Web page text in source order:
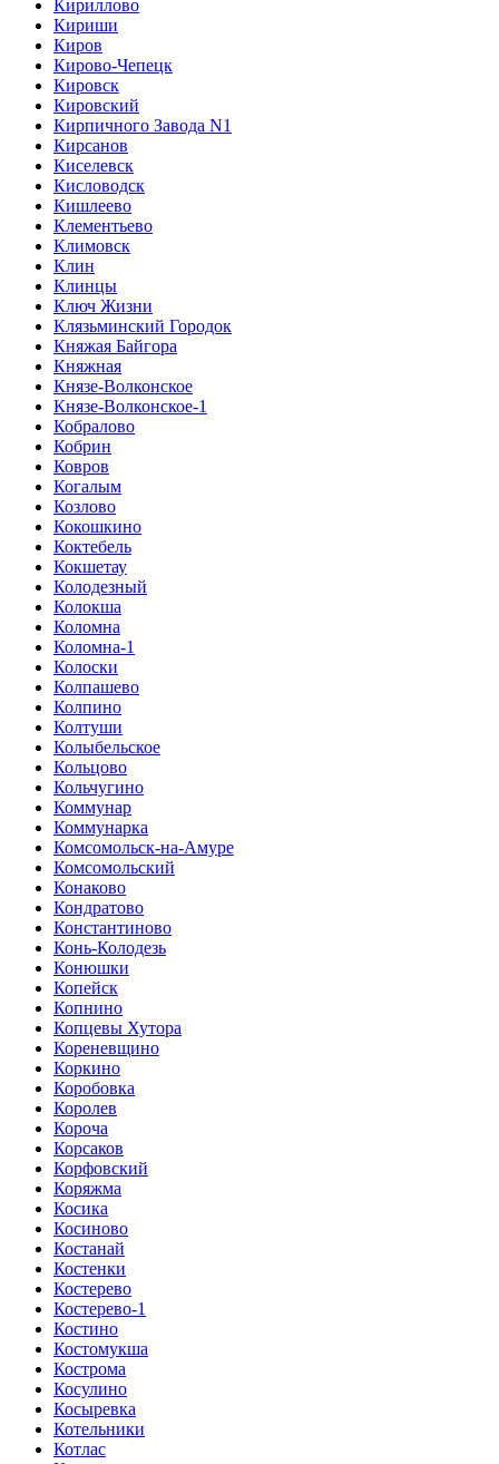
Кириллово
Кириши
Киров
Кирово-Чепецк
Кировск
Кировский
Кирпичного Завода N1
Кирсанов
Киселевск
Кисловодск
Кишлеево
Клементьево
Климовск
Клин
Клинцы
Ключ Жизни
Клязьминский Городок
Княжая Байгора
Княжная
Князе-Волконское
Князе-Волконское-1
Кобралово
Кобрин
Ковров
Когалым
Козлово
Кокошкино
Коктебель
Кокшетау
Колодезный
Колокша
Коломна
Коломна-1
Колоски
Колпашево
Колпино
Колтуши
Колыбельское
Кольцово
Кольчугино
Коммунар
Коммунарка
Комсомольск-на-Амуре
Комсомольский
Конаково
Кондратово
Константиново
Конь-Колодезь
Конюшки
Копейск
Копнино
Копцевы Хутора
Кореневщино
Коркино
Коробовка
Королев
Короча
Корсаков
Корфовский
Коряжма
Косика
Косиново
Костанай
Костенки
Костерево
Костерево-1
Костино
Костомукша
Кострома
Косулино
Косыревка
Котельники
Котлас